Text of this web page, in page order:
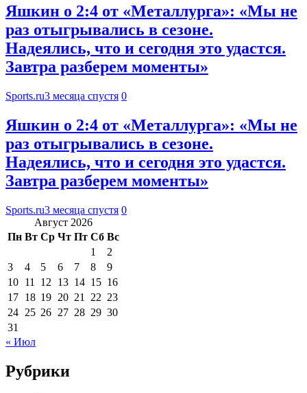
Яшкин о 2:4 от «Металлурга»: «Мы не
раз отыгрывались в сезоне.
Надеялись, что и сегодня это удастся.
Завтра разберем моменты»
Sports.ru3 месяца спустя 0
Яшкин о 2:4 от «Металлурга»: «Мы не
раз отыгрывались в сезоне.
Надеялись, что и сегодня это удастся.
Завтра разберем моменты»
Sports.ru3 месяца спустя 0
Август 2026
Пн Вт Ср Чт Пт Сб Вс
1
2
3
4 5 6 7 8
9
10 11 12 13 14 15 16
17 18 19 20 21 22 23
24 25 26 27 28 29 30
31
« Июл
Рубрики